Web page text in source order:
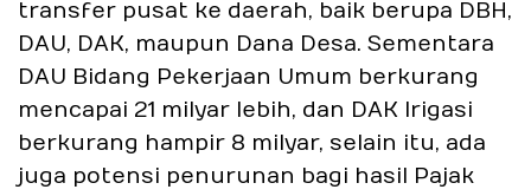
transfer pusat ke daerah, baik berupa DBH,
DAU, DAK, maupun Dana Desa. Sementara
DAU Bidang Pekerjaan Umum berkurang
mencapai 21 milyar lebih, dan DAK Irigasi
berkurang hampir 8 milyar, selain itu, ada
juga potensi penurunan bagi hasil Pajak